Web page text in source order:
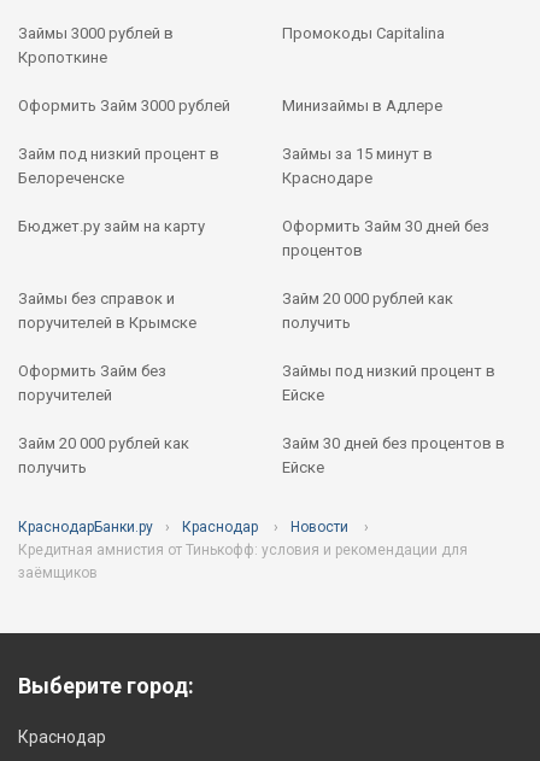
Займы 3000 рублей в
Кропоткине
Промокоды Capitalina
Оформить Займ 3000 рублей Минизаймы в Адлере
Займ под низкий процент в
Белореченске
Займы за 15 минут в
Краснодаре
Бюджет.ру займ на карту
Оформить Займ 30 дней без
процентов
Займы без справок и
поручителей в Крымске
Займ 20 000 рублей как
получить
Оформить Займ без
поручителей
Займы под низкий процент в
Ейске
Займ 20 000 рублей как
получить
Займ 30 дней без процентов в
Ейске
КраснодарБанки.ру Краснодар
Новости
Кредитная амнистия от Тинькофф: условия и рекомендации для
заёмщиков
Выберите город:
Краснодар